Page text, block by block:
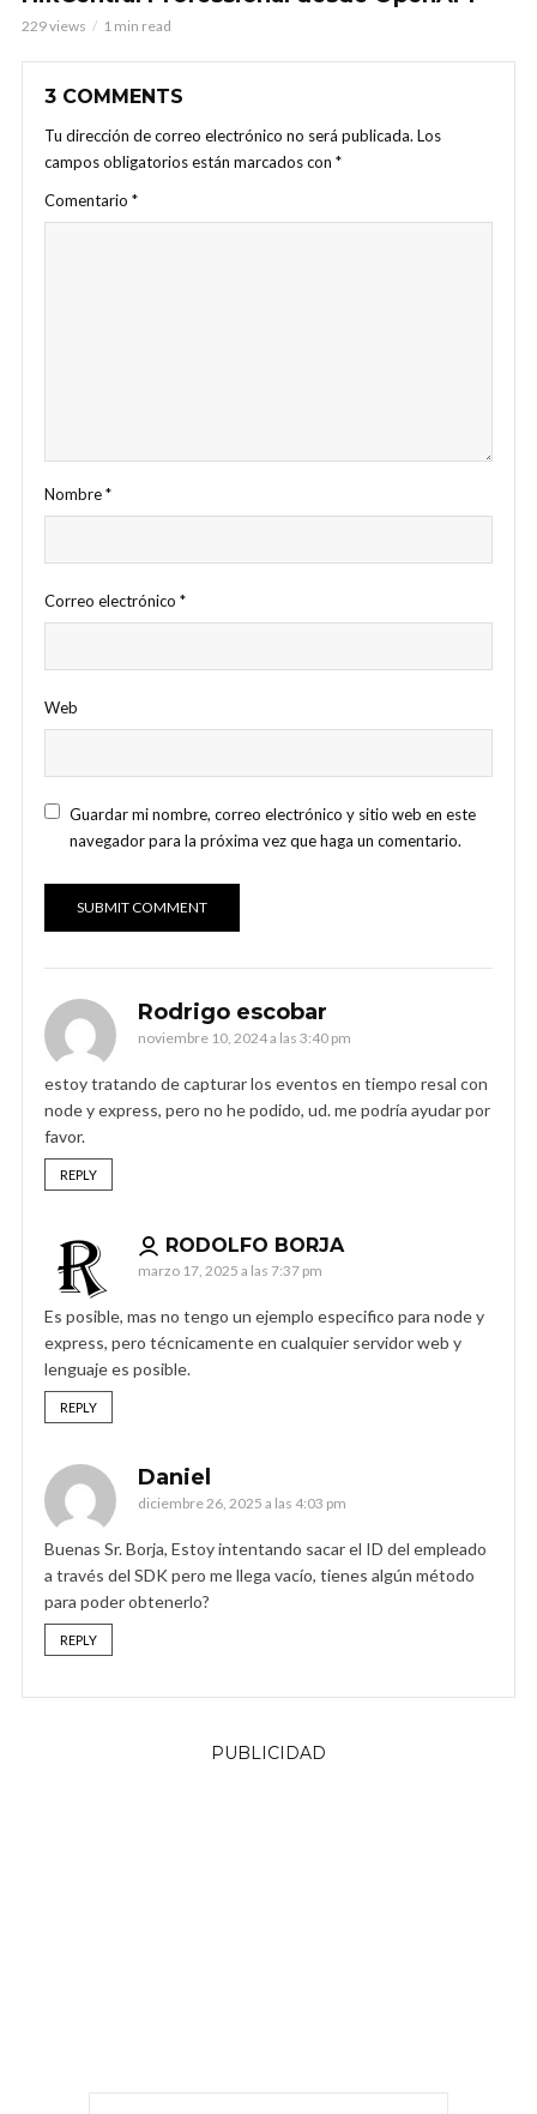
229 views 1 min read
3 COMMENTS
Tu dirección de correo electrónico no será publicada. Los
campos obligatorios están marcados con *
Comentario *
Nombre*
Correo electrónico *
Web
Guardar mi nombre, correo electrónico y sitio web en este
navegador para la próxima vez que haga un comentario.
Rodrigo escobar
noviembre 10, 2024 a las 3:40 pm
estoy tratando de capturar los eventos en tiempo resal con
node y express, pero no he podido, ud. me podría ayudar por
favor.
REPLY
RODOLFO BORJA
marzo 17, 2025 a las 7:37 pm
Es posible, mas no tengo un ejemplo especifico para node y
express, pero técnicamente en cualquier servidor web y
lenguaje es posible.
REPLY
Daniel
diciembre 26, 2025 a las 4:03 pm
Buenas Sr. Borja, Estoy intentando sacar el ID del empleado
a través del SDK pero me llega vacío, tienes algún método
para poder obtenerlo?
REPLY
PUBLICIDAD